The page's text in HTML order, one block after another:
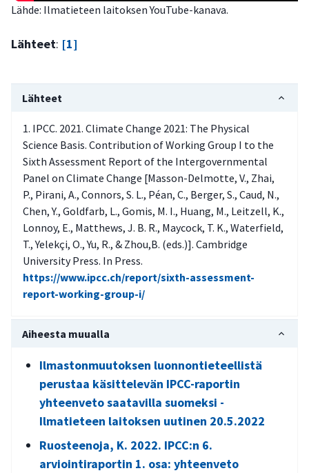
Lähde: Ilmatieteen laitoksen YouTube-kanava.
Lähteet: [1]
Lähteet
IPCC. 2021. Climate Change 2021: The Physical
Science Basis. Contribution of Working Group I to the
Sixth Assessment Report of the Intergovernmental
Panel on Climate Change [Masson-Delmotte, V., Zhai,
P., Pirani, A., Connors, S. L., Péan, C., Berger, S., Caud, N.,
Chen, Y., Goldfarb, L., Gomis, M. I., Huang, M., Leitzell, K.,
Lonnoy, E., Matthews, J. B. R., Maycock, T. K., Waterfield,
T., Yelekçi, O., Yu, R., & Zhou,B. (eds.)]. Cambridge
University Press. In Press.
https://www.ipcc.ch/report/sixth-assessment-
report-working-group-i/
Aiheesta muualla
Ilmastonmuutoksen luonnontieteellistä
perustaa käsittelevän IPCC-raportin
yhteenveto saatavilla suomeksi -
Ilmatieteen laitoksen uutinen 20.5.2022
Ruosteenoja, K. 2022. IPCC:n 6.
arviointiraportin 1. osa: yhteenveto